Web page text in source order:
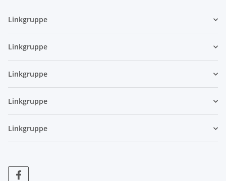
Linkgruppe
Linkgruppe
Linkgruppe
Linkgruppe
Linkgruppe